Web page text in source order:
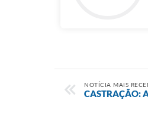
NOTÍCIA MAIS
CASTRAÇÃO: